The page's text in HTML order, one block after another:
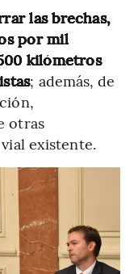
las brechas,
por mil
kilómetros
; además, de
otras
existente.